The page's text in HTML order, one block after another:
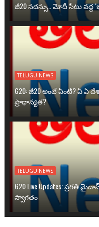
జీ20 సదస్సు.. మోదీ సీటు వద్ద
TELUGU NEWS
G20: జీ20 అంటే ఏంటి? ఏ ఏ
ప్రాధాన్యత?
TELUGU NEWS
G20 Live Updates:
స్వాగతం